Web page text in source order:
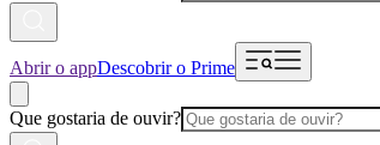
Abrir o appDescobrir o Prime
Que gostaria de ouvir?